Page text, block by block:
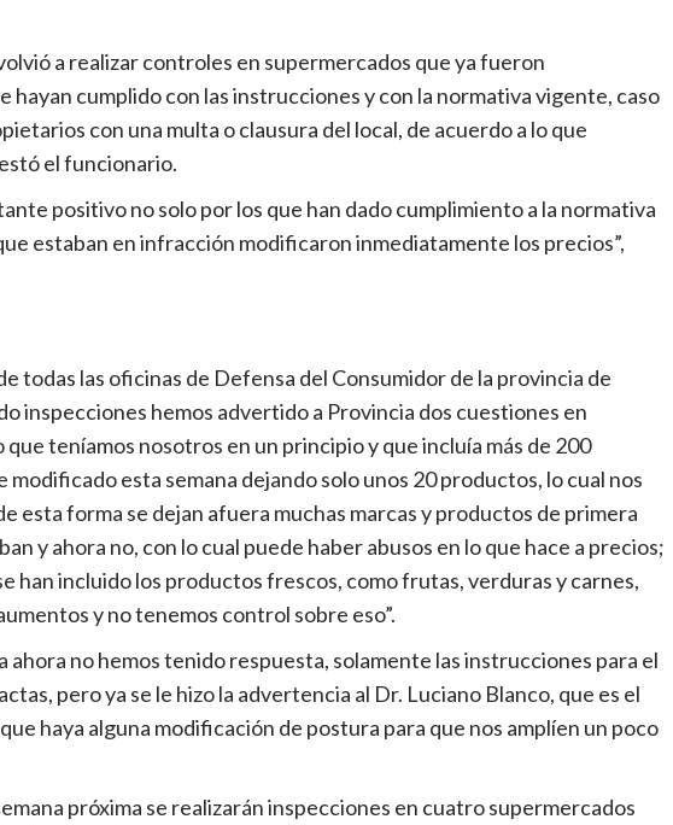
a realizar controles en supermercados que ya fueron
hayan cumplido con las instrucciones y con la normativa vigente, caso
con una multa o clausura del local, de acuerdo a lo que
el funcionario.
positivo no solo por los que han dado cumplimiento a la normativa
estaban en infracción modificaron inmediatamente los precios”,
todas las oficinas de Defensa del Consumidor de la provincia de
inspecciones hemos advertido a Provincia dos cuestiones en
teníamos nosotros en un principio y que incluía más de 200
esta semana dejando solo unos 20 productos, lo cual nos
esta forma se dejan afuera muchas marcas y productos de primera
y ahora no, con lo cual puede haber abusos en lo que hace a precios;
han incluido los productos frescos, como frutas, verduras y carnes,
y no tenemos control sobre eso”.
no hemos tenido respuesta, solamente las instrucciones para el
pero ya se le hizo la advertencia al Dr. Luciano Blanco, que es el
haya alguna modificación de postura para que nos amplíen un poco
próxima se realizarán inspecciones en cuatro supermercados